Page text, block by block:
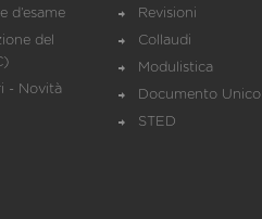
d’esame
del
- Novità
Revisioni
Collaudi
Modulistica
Documento Unico
STED